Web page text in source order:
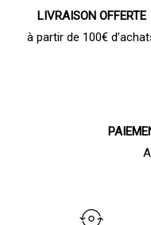
LIVRAISON OFFERTE
à partir de 100€